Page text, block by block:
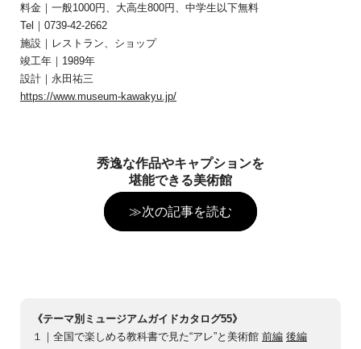
料金｜一般1000円、大高生800円、中学生以下無料
Tel｜0739-42-2662
施設｜レストラン、ショップ
竣工年｜1989年
設計｜永田祐三
https://www.museum-kawakyu.jp/
秀逸な作品やキャプションを
堪能できる美術館
≫次の記事を読む
《テーマ別ミュージアムガイドカタログ55》
１｜全国で楽しめる教科書で見た“アレ”と美術館 前編 後編